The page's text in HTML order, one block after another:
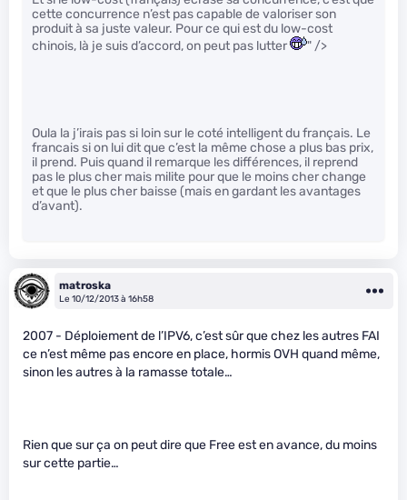
cette concurrence n’est pas capable de valoriser son
produit à sa juste valeur. Pour ce qui est du low-cost
chinois, là je suis d’accord, on peut pas lutter
" />
Oula la j’irais pas si loin sur le coté intelligent du français. Le
francais si on lui dit que c’est la même chose a plus bas prix,
il prend. Puis quand il remarque les différences, il reprend
pas le plus cher mais milite pour que le moins cher change
et que le plus cher baisse (mais en gardant les avantages
d’avant).
matroska
Le 10/12/2013 à 16h58
2007 - Déploiement de l’IPV6, c’est sûr que chez les autres FAI
ce n’est même pas encore en place, hormis OVH quand même,
sinon les autres à la ramasse totale…
Rien que sur ça on peut dire que Free est en avance, du moins
sur cette partie…